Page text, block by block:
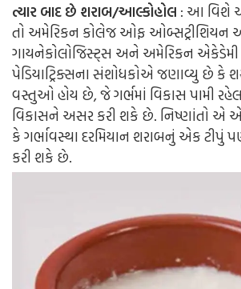
ત્યાર બાદ છે શરાબ/આલ્કોહોલ : આ વિશે
તો અમેરિકન કોલેજ ઓફ ઓબ્સટ્રીશિયન
ગાયનેકોલોજિસ્ટ્સ અને અમેરિકન
પેડિયાટ્રિક્સના સંશોધકોએ જણાવ્યુ છે કે
વસ્તુઓ હોય છે, જે ગર્ભમાં વિકાસ પામી
વિકાસને અસર કરી શકે છે. નિષ્ણાંતો એ
કે ગર્ભાવસ્થા દરમિયાન શરાબનું એક
કરી શકે છે.